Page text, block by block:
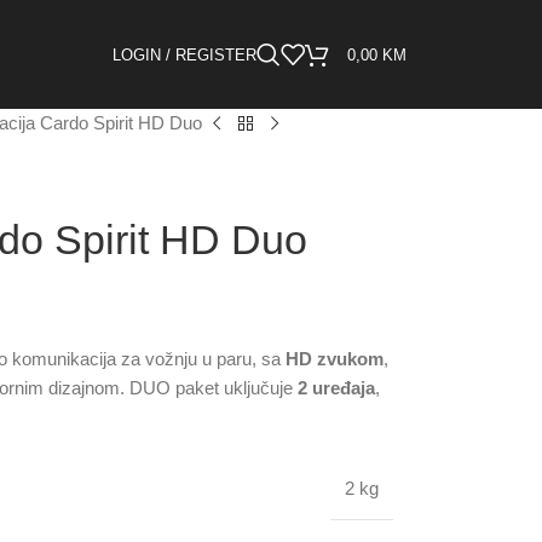
LOGIN / REGISTER 0,00 KM
Cardo Spirit HD Duo
Spirit HD Duo
komunikacija za vožnju u paru, sa HD zvukom,
dizajnom. DUO paket uključuje 2 uređaja,
2 kg